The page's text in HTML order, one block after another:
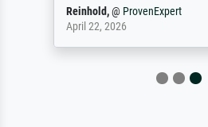
Reinhold,@ ProvenExpert
April 22, 2026